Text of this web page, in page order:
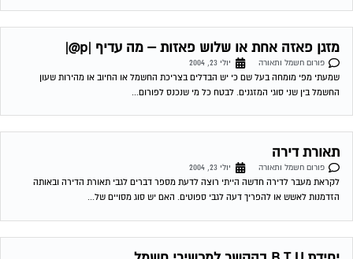
יחידת B.T.U בהקשר למכשירי חשמל
פורום חשמל ותאורה
יולי 30, 2004
האם ניתן לדעת את יחידות הB.T.U של תנורים/ מקררים… והאם ידיעת היחידות היא במילים
אחרות לדעת מה פליטת החום לאוויר של מכשיר מסויים? 03-08-2004 03:07:00...
כמה BTU צריך לחדר מגורים חם בגודל 16 מ
פורום חשמל ותאורה
יולי 30, 2004
שלום, כמה BTU צריך לחדר מגורים בגודל של 16 מ´, ללא קומה מעל, כאשר הבידוד אינו טוב
(בית ישן). מדובר בחדר חם מאד שיש בו...